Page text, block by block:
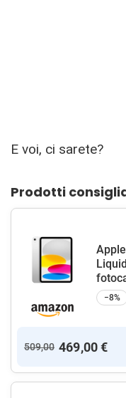
E voi, ci sarete?
Prodotti
−8%
509,00 469,00 €